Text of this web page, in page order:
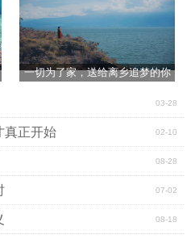
一切为了家，送给离乡追梦的你
03-28
02-10
真正开始
08-28
07-02
08-18